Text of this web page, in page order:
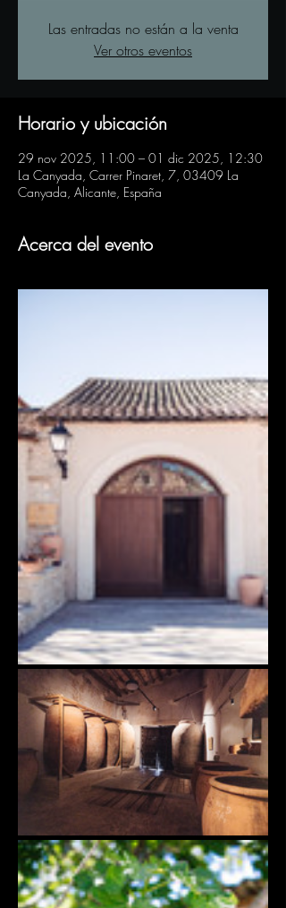
Las entradas no están a la venta
Ver otros eventos
Horario y ubicación
29 nov 2025, 11:00 – 01 dic 2025, 12:30
La Canyada, Carrer Pinaret, 7, 03409 La
Canyada, Alicante, España
Acerca del evento